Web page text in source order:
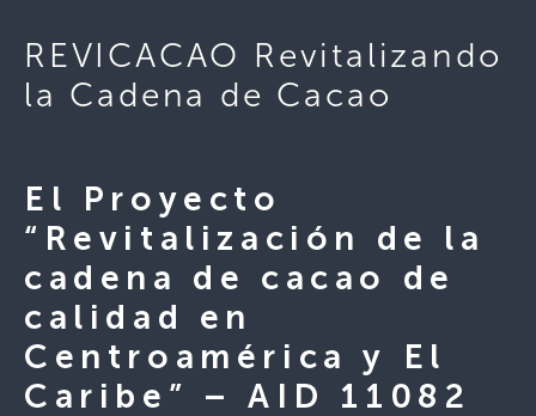
REVICACAO Revitalizando
la Cadena de Cacao
El Proyecto
“Revitalización de la
cadena de cacao de
calidad en
Centroamérica y El
Caribe” – AID 11082